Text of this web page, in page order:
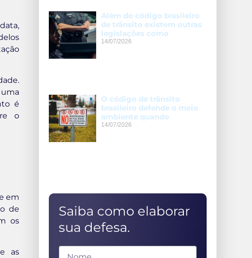
é
o
em
de
os
as
Além do código brasileiro
de trânsito existem outras
legislações como
14/07/2026
O código de trânsito
brasileiro defende o meio
ambiente quando
14/07/2026
Saiba como elaborar
sua defesa.